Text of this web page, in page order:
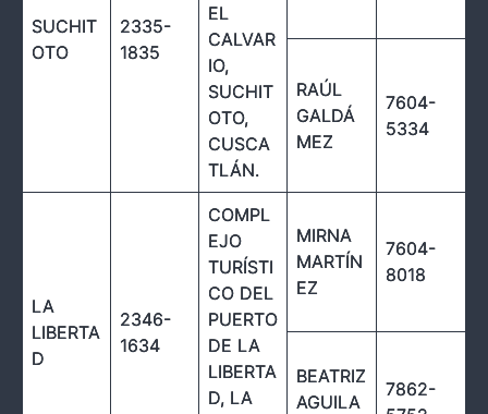
SUCHIT
OTO
2335-
1835
EL
CALVAR
IO,
SUCHIT
OTO,
CUSCA
TLÁN.
RAÚL
GALDÁ
MEZ
7604-
5334
LA
LIBERTA
D
2346-
1634
COMPL
EJO
TURÍSTI
CO DEL
PUERTO
DE LA
LIBERTA
D, LA
MIRNA
MARTÍN
EZ
7604-
8018
BEATRIZ
AGUILA
7862-